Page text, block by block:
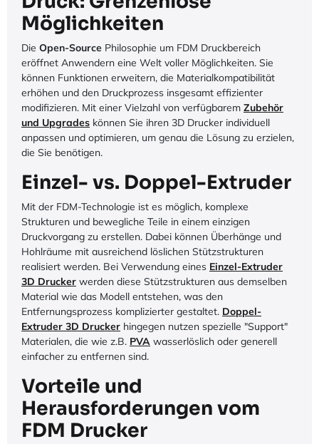
Möglichkeiten
Die Open-Source Philosophie um FDM Druckbereich
eröffnet Anwendern eine Welt voller Möglichkeiten. Sie
können Funktionen erweitern, die Materialkompatibilität
erhöhen und den Druckprozess insgesamt effizienter
modifizieren. Mit einer Vielzahl von verfügbarem Zubehör
und Upgrades können Sie ihren 3D Drucker individuell
anpassen und optimieren, um genau die Lösung zu erzielen,
die Sie benötigen.
Einzel- vs. Doppel-Extruder
Mit der FDM-Technologie ist es möglich, komplexe
Strukturen und bewegliche Teile in einem einzigen
Druckvorgang zu erstellen. Dabei können Überhänge und
Hohlräume mit ausreichend löslichen Stützstrukturen
realisiert werden. Bei Verwendung eines Einzel-Extruder
3D Drucker werden diese Stützstrukturen aus demselben
Material wie das Modell entstehen, was den
Entfernungsprozess komplizierter gestaltet. Doppel-
Extruder 3D Drucker hingegen nutzen spezielle "Support"
Materialen, die wie z.B. PVA wasserlöslich oder generell
einfacher zu entfernen sind.
Vorteile und
Herausforderungen vom
FDM Drucker